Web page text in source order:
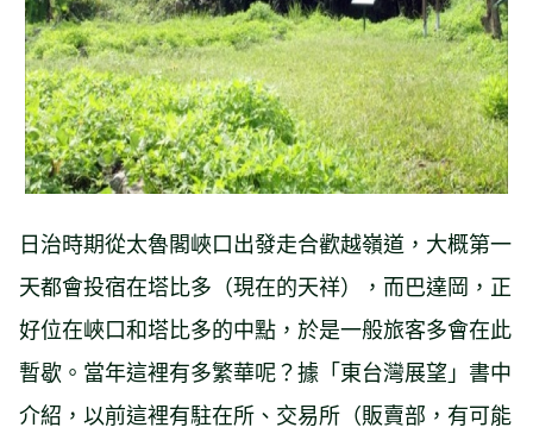
日治時期從太魯閣峽口出發走合歡越嶺道，大概第一
天都會投宿在塔比多（現在的天祥），而巴達岡，正
好位在峽口和塔比多的中點，於是一般旅客多會在此
暫歇。當年這裡有多繁華呢？據「東台灣展望」書中
介紹，以前這裡有駐在所、交易所（販賣部，有可能